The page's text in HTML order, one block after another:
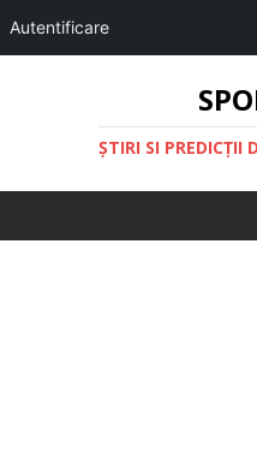
Autentificare
ŞTIRI SI PREDICŢII